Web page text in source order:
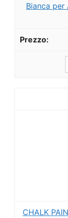
Bianca per
CHALK